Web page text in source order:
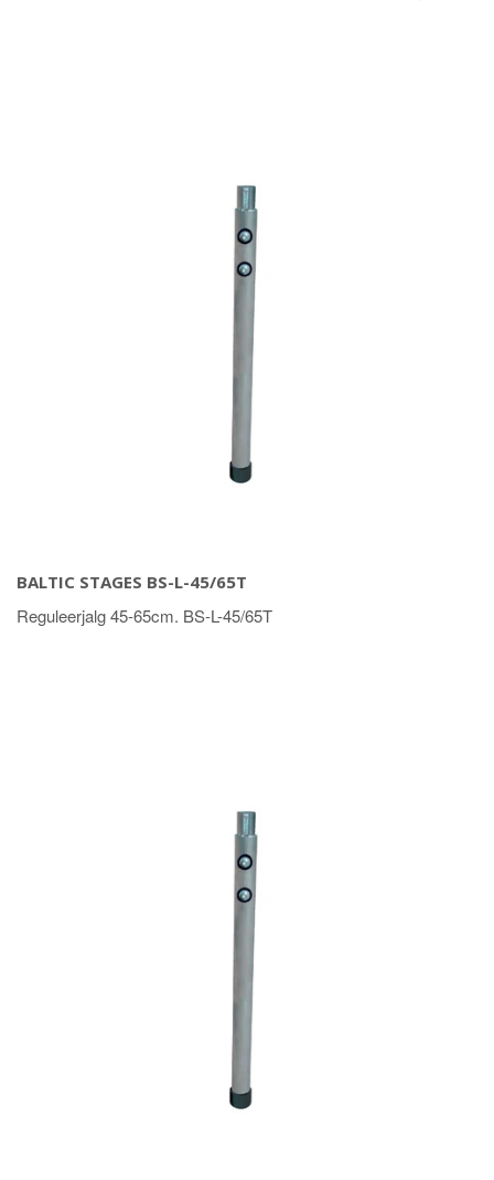
BALTIC STAGES BS-L-45/65T
Reguleerjalg 45-65cm. BS-L-45/65T